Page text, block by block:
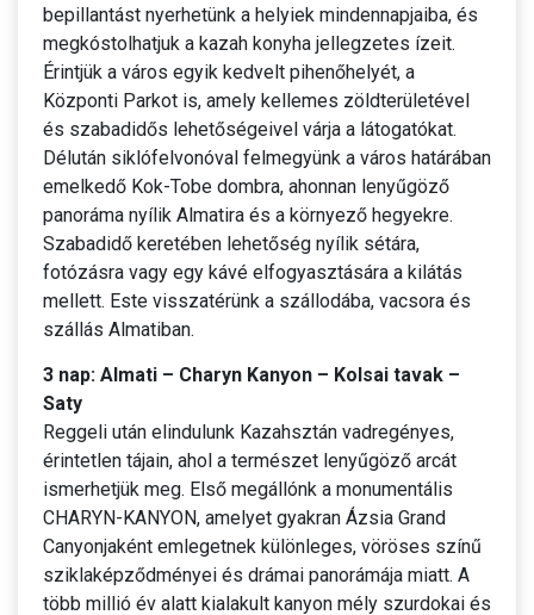
bepillantást nyerhetünk a helyiek mindennapjaiba, és
megkóstolhatjuk a kazah konyha jellegzetes ízeit.
Érintjük a város egyik kedvelt pihenőhelyét, a
Központi Parkot is, amely kellemes zöldterületével
és szabadidős lehetőségeivel várja a látogatókat.
Délután siklófelvonóval felmegyünk a város határában
emelkedő Kok-Tobe dombra, ahonnan lenyűgöző
panoráma nyílik Almatira és a környező hegyekre.
Szabadidő keretében lehetőség nyílik sétára,
fotózásra vagy egy kávé elfogyasztására a kilátás
mellett. Este visszatérünk a szállodába, vacsora és
szállás Almatiban.
3 nap: Almati – Charyn Kanyon – Kolsai tavak –
Saty
Reggeli után elindulunk Kazahsztán vadregényes,
érintetlen tájain, ahol a természet lenyűgöző arcát
ismerhetjük meg. Első megállónk a monumentális
CHARYN-KANYON, amelyet gyakran Ázsia Grand
Canyonjaként emlegetnek különleges, vöröses színű
sziklaképződményei és drámai panorámája miatt. A
több millió év alatt kialakult kanyon mély szurdokai és